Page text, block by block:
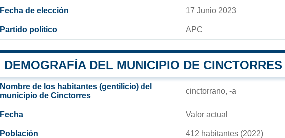
Fecha de elección 17 Junio 2023
Partido político APC
DEMOGRAFÍA DEL MUNICIPIO DE CINCTORRES
Nombre de los habitantes (gentilicio) del
municipio de Cinctorres
cinctorrano, -a
Fecha Valor actual
Población 412 habitantes (2022)